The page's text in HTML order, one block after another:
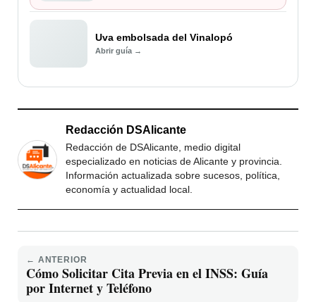
Uva embolsada del Vinalopó
Abrir guía →
Redacción DSAlicante
Redacción de DSAlicante, medio digital
especializado en noticias de Alicante y provincia.
Información actualizada sobre sucesos, política,
economía y actualidad local.
← ANTERIOR
Cómo Solicitar Cita Previa en el INSS: Guía
por Internet y Teléfono